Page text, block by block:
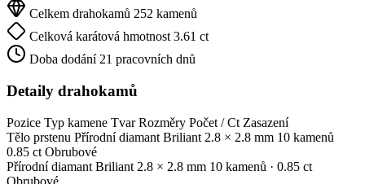
Celkem drahokamů 252 kamenů
Celková karátová hmotnost 3.61 ct
Doba dodání 21 pracovních dnů
Detaily drahokamů
Pozice Typ kamene Tvar Rozměry Počet / Ct Zasazení
Tělo prstenu Přírodní diamant Briliant 2.8 × 2.8 mm 10 kamenů
0.85 ct Obrubové
Přírodní diamant Briliant 2.8 × 2.8 mm 10 kamenů · 0.85 ct
Obrubové